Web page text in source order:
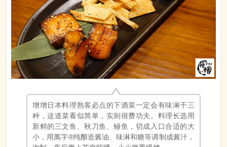
增增日本料理熟客必点的下酒菜一定会有味淋干三
种，这道菜看似简单，实则很费功夫。料理长选用
新鲜的三文鱼、秋刀鱼、鳗鱼，切成入口合适的大
小，用萬字®纯酿造酱油、味淋和糖等调制成酱汁，